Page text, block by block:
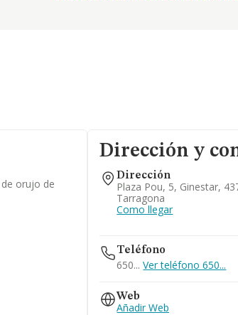
orujo de
Dirección y
Dirección
Plaza Pou, 5, Ginestar,
Tarragona
Como llegar
Teléfono
650...Ver teléfono 650...
Web
Añadir Web